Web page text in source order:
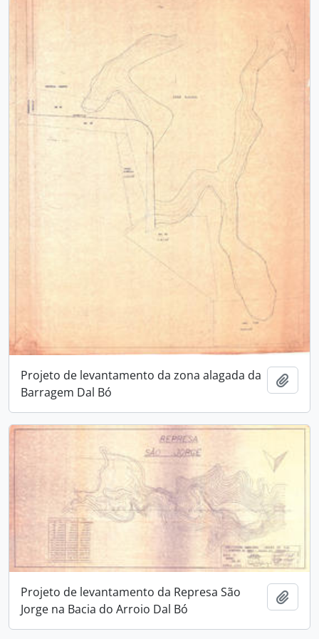
Projeto de levantamento da zona alagada da
Barragem Dal Bó
Projeto de levantamento da Represa São
Jorge na Bacia do Arroio Dal Bó